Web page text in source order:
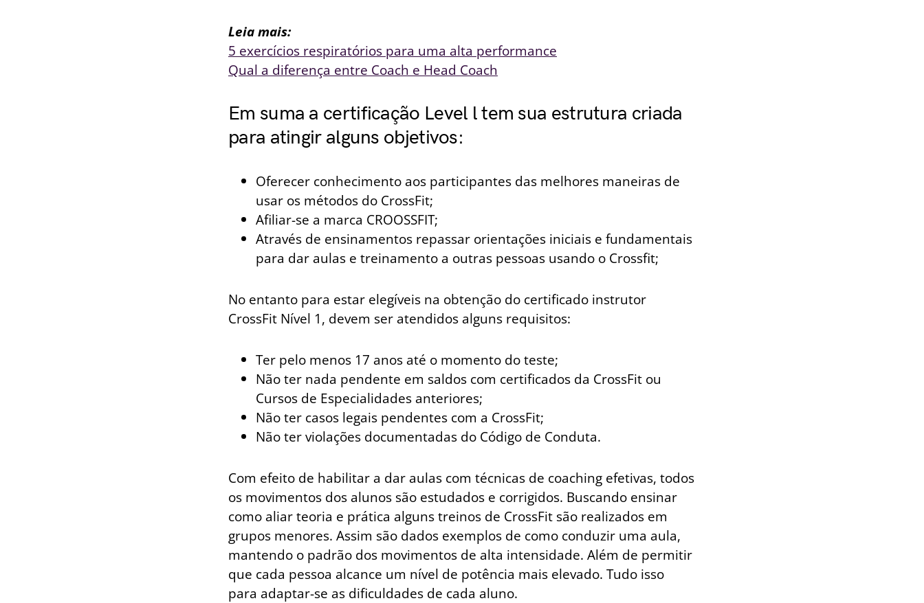
Leia mais:
5 exercícios respiratórios para uma alta performance
Qual a diferença entre Coach e Head Coach
Em suma a certificação Level l tem sua estrutura criada
para atingir alguns objetivos:
Oferecer conhecimento aos participantes das melhores maneiras de
usar os métodos do CrossFit;
Afiliar-se a marca CROOSSFIT;
Através de ensinamentos repassar orientações iniciais e fundamentais
para dar aulas e treinamento a outras pessoas usando o Crossfit;
No entanto para estar elegíveis na obtenção do certificado instrutor
CrossFit Nível 1, devem ser atendidos alguns requisitos:
Ter pelo menos 17 anos até o momento do teste;
Não ter nada pendente em saldos com certificados da CrossFit ou
Cursos de Especialidades anteriores;
Não ter casos legais pendentes com a CrossFit;
Não ter violações documentadas do Código de Conduta.
Com efeito de habilitar a dar aulas com técnicas de coaching efetivas, todos
os movimentos dos alunos são estudados e corrigidos. Buscando ensinar
como aliar teoria e prática alguns treinos de CrossFit são realizados em
grupos menores. Assim são dados exemplos de como conduzir uma aula,
mantendo o padrão dos movimentos de alta intensidade. Além de permitir
que cada pessoa alcance um nível de potência mais elevado. Tudo isso
para adaptar-se as dificuldades de cada aluno.